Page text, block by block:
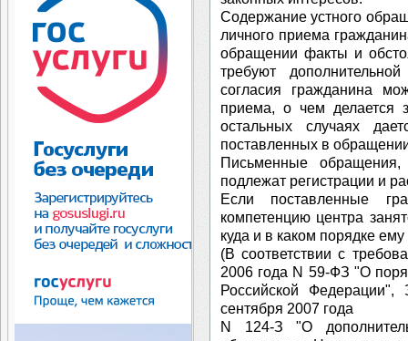
Содержание устного
личного приема
обращении факты и
требуют
согласия гражданина
приема, о чем делается
остальных случаях
поставленных в
Письменные
подлежат регистрации и
Если поставленные
компетенцию центра
куда и в каком порядке ему
(В соответствии с
2006 года N 59-ФЗ "О
Российской
сентября 2007 года
N 124-З "О